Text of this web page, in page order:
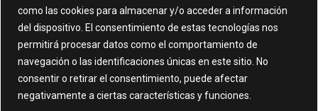
como las cookies para almacenar y/o acceder a información
del dispositivo. El consentimiento de estas tecnologías nos
permitirá procesar datos como el comportamiento de
navegación o las identificaciones únicas en este sitio. No
consentir o retirar el consentimiento, puede afectar
negativamente a ciertas características y funciones.
C/ Gonzalez García nº 11, 1º 21003 Huelva
administracion@comhuelva.com